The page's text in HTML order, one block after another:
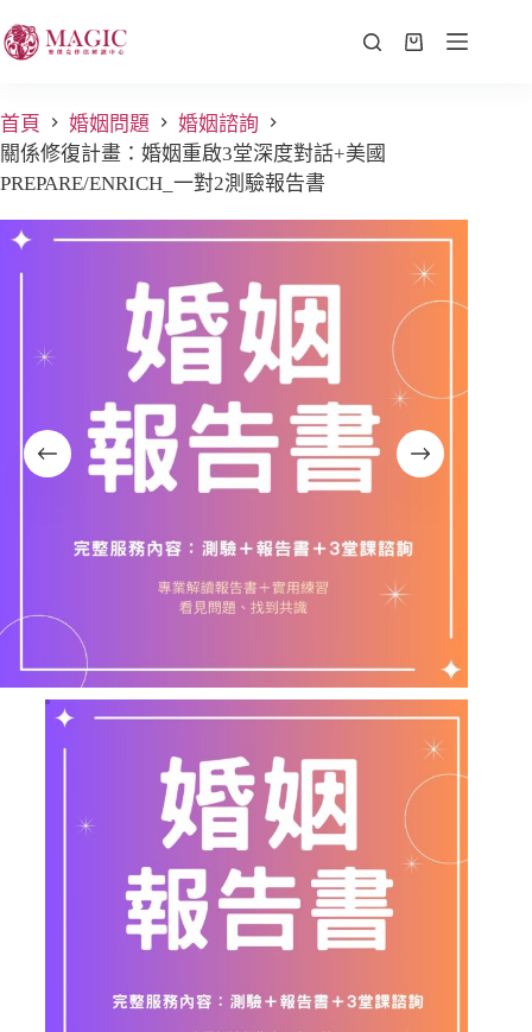
首頁 婚姻問題
婚姻諮詢
關係修復計畫：婚姻重啟3堂深度對話+美國
PREPARE/ENRICH_一對2測驗報告書